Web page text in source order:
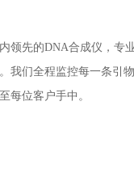
领先的DNA合成仪，专
我们全程监控每一条引
每位客户手中。